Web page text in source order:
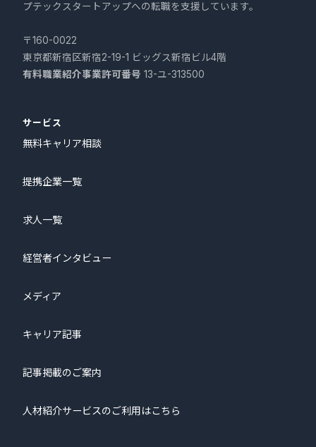
プテックスタートアップへの転職を支援しています。
〒160-0022
東京都新宿区新宿2-19-1 ビッグス新宿ビル4階
有料職業紹介事業許可番号 13-ユ-313500
サービス
無料キャリア相談
提携企業一覧
求人一覧
経営者インタビュー
メディア
キャリア記事
記事掲載のご案内
人材紹介サービスのご利用はこちら